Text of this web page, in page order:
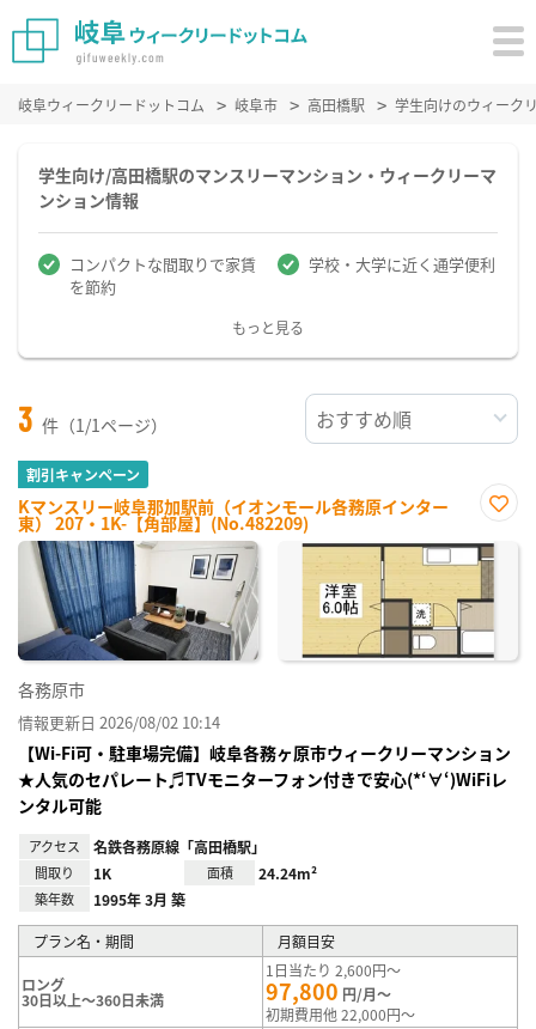
岐阜ウィークリードットコム 岐阜市 高田橋駅 学生向けのウィーク
学生向け/高田橋駅のマンスリーマンション・ウィークリーマ
ンション情報
コンパクトな間取りで家賃
を節約
学校・大学に近く通学便利
もっと見る
3 件（1/1ページ）
割引キャンペーン
Kマンスリー岐阜那加駅前（イオンモール各務原インター
東） 207・1K-【角部屋】(No.482209)
に入
り登
録
各務原市
情報更新日 2026/08/02 10:14
【Wi-Fi可・駐車場完備】岐阜各務ヶ原市ウィークリーマンション
★人気のセパレート♬TVモニターフォン付きで安心(*‘∀‘)WiFiレ
ンタル可能
アクセス 名鉄各務原線「高田橋駅」
間取り 1K 面積 24.24m²
築年数 1995年 3月 築
プラン名・期間 月額目安
ロング
30日以上～360日未満
1日当たり 2,600円～
97,800 円/月～
初期費用他 22,000円～